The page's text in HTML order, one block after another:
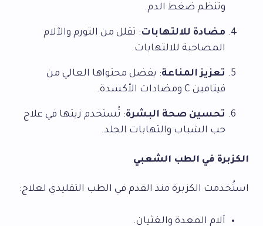
وتنظم ضغط الدم.
مضادة للالتهابات: تقلل من التورم والآلام
المصاحبة للالتهابات.
تعزيز المناعة: بفضل محتواها العالي من
فيتامين C ومضادات الأكسدة.
تحسين صحة البشرة: تُستخدم زيتها في علاج
حب الشباب والتهابات الجلد.
الكزبرة في الطب الشعبي
استُخدمت الكزبرة منذ القدم في الطب التقليدي لعلاج:
آلام المعدة والغثيان.